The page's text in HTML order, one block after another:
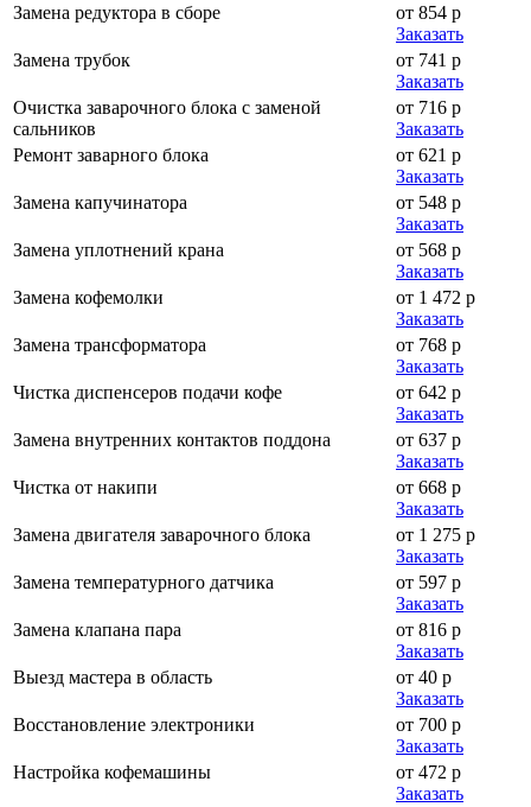
Замена редуктора в сборе
от 854 р
Заказать
Замена трубок
от 741 р
Заказать
Очистка заварочного блока с заменой
сальников
от 716 р
Заказать
Ремонт заварного блока
от 621 р
Заказать
Замена капучинатора
от 548 р
Заказать
Замена уплотнений крана
от 568 р
Заказать
Замена кофемолки
от 1 472 р
Заказать
Замена трансформатора
от 768 р
Заказать
Чистка диспенсеров подачи кофе
от 642 р
Заказать
Замена внутренних контактов поддона
от 637 р
Заказать
Чистка от накипи
от 668 р
Заказать
Замена двигателя заварочного блока
от 1 275 р
Заказать
Замена температурного датчика
от 597 р
Заказать
Замена клапана пара
от 816 р
Заказать
Выезд мастера в область
от 40 р
Заказать
Восстановление электроники
от 700 р
Заказать
Настройка кофемашины
от 472 р
Заказать